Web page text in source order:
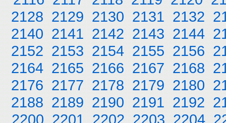
2128 2129 2130 2131 2132
2140 2141 2142 2143 2144
2152 2153 2154 2155 2156
2164 2165 2166 2167 2168
2176 2177 2178 2179 2180
2188 2189 2190 2191 2192
2200 2201 2202 2203 2204